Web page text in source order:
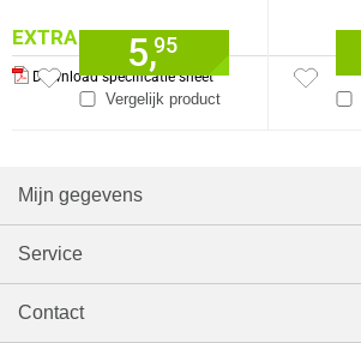
EXTRA INFORMATIE
Download specificatie sheet
Vergelijk product
5,95
Mijn gegevens
Service
Contact